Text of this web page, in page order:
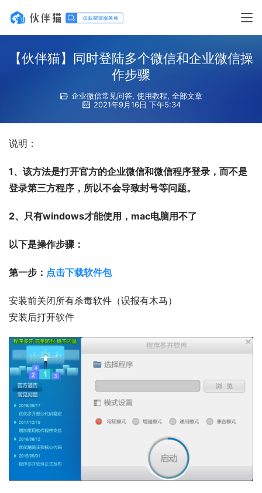
【伙伴猫】同时登陆多个微信和企业微信操
作步骤
企业微信常见问答, 使用教程, 全部文章
2021年9月16日 下午5:34
说明：
1、该方法是打开官方的企业微信和微信程序登录，而不是
登录第三方程序，所以不会导致封号等问题。
2、只有windows才能使用，mac电脑用不了
以下是操作步骤：
第一步： 点击下载软件包
安装前关闭所有杀毒软件（误报有木马）
安装后打开软件